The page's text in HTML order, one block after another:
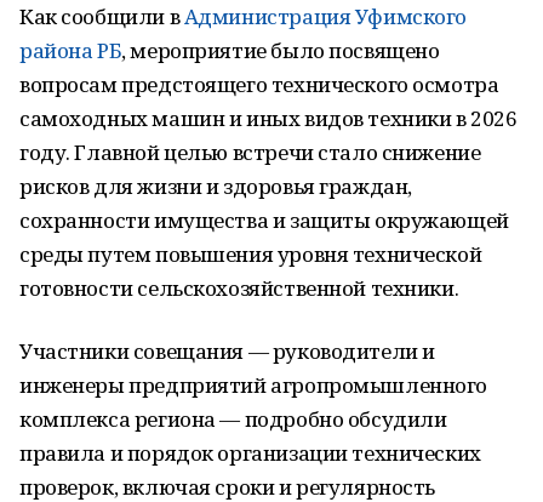
Как сообщили вАдминистрация Уфимского
района РБ, мероприятие было посвящено
вопросам предстоящего технического осмотра
самоходных машин и иных видов техники в 2026
году. Главной целью встречи стало снижение
рисков для жизни и здоровья граждан,
сохранности имущества и защиты окружающей
среды путем повышения уровня технической
готовности сельскохозяйственной техники.
Участники совещания — руководители и
инженеры предприятий агропромышленного
комплекса региона — подробно обсудили
правила и порядок организации технических
проверок, включая сроки и регулярность